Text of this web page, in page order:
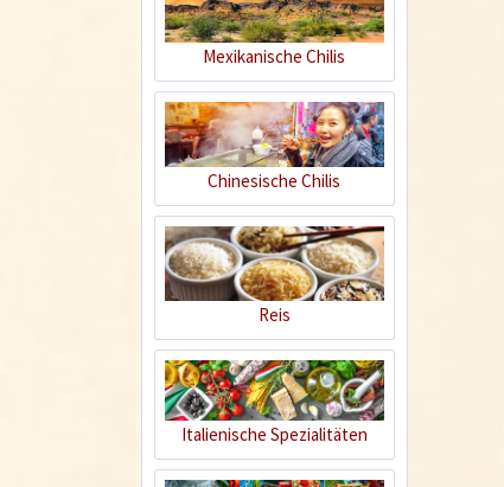
Die schärfsten
Küchen der Welt -
Mexiko
Wissen
Thailand - im Land
der absoluten
Schärfe
Mexikanische Chilis
Chinesische Chilis
Reis
Italienische Spezialitäten